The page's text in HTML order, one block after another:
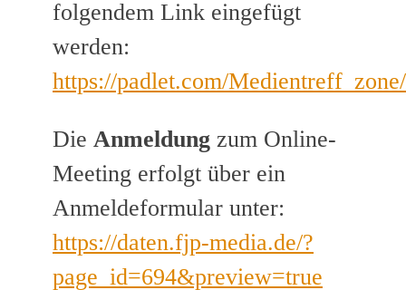
folgendem Link eingefügt
werden:
https://padlet.com/
Die Anmeldung zum Online-
Meeting erfolgt über ein
Anmeldeformular unter:
https://daten.fjp-media.de/?
page_id=694&preview=true